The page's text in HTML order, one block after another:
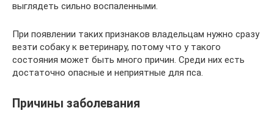
выглядеть сильно воспаленными.
При появлении таких признаков владельцам нужно сразу
везти собаку к ветеринару, потому что у такого
состояния может быть много причин. Среди них есть
достаточно опасные и неприятные для пса.
Причины заболевания